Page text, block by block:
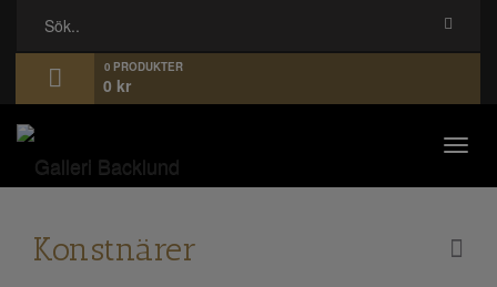
0 PRODUKTER
0 kr
Konstnärer